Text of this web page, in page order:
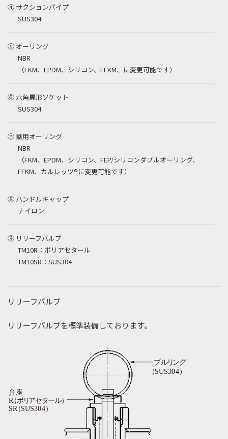
④ サクションパイプ
SUS304
⑤ オーリング
NBR
（FKM、EPDM、シリコン、FFKM、に変更可能です）
⑥ 六角異形ソケット
SUS304
⑦ 蓋用オーリング
NBR
（FKM、EPDM、シリコン、FEP/シリコンダブルオーリング、
FFKM、カルレッツ®に変更可能です）
⑧ ハンドルキャップ
ナイロン
⑨ リリーフバルブ
TM10R：ポリアセタール
TM10SR：SUS304
リリーフバルブ
リリーフバルブを標準装備しております。